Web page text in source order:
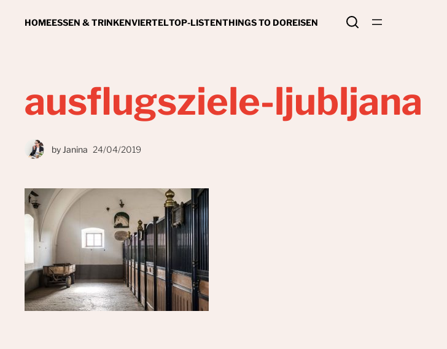
HOMEESSEN & TRINKENVIERTELTOP-LISTENTHINGS TO DOREISEN
ausflugsziele-ljubljana
by Janina 24/04/2019